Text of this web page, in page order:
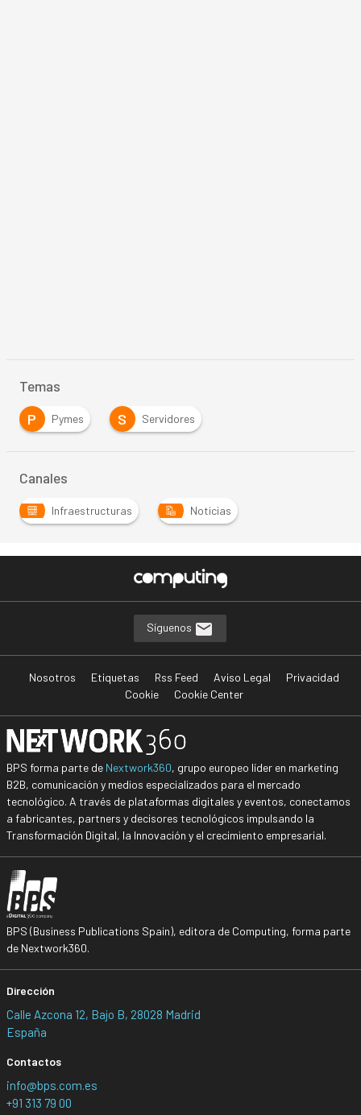
Temas
P
Pymes S Servidores
Canales
Infraestructuras Noticias
Síguenos
Nosotros Etiquetas Rss Feed Aviso Legal
Privacidad
Cookie
Cookie Center
BPS forma parte de Nextwork360, grupo europeo líder en marketing
B2B, comunicación y medios especializados para el mercado
tecnológico. A través de plataformas digitales y eventos, conectamos
a fabricantes, partners y decisores tecnológicos impulsando la
Transformación Digital, la Innovación y el crecimiento empresarial.
BPS (Business Publications Spain), editora de Computing, forma parte
de Nextwork360.
Dirección
Calle Azcona 12, Bajo B, 28028 Madrid
España
Contactos
info@bps.com.es
+91 313 79 00